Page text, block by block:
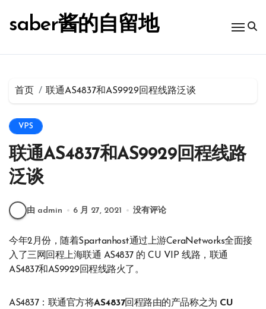
saber酱的自留地
首页 联通AS4837和AS9929回程线路泛谈
VPS
联通AS4837和AS9929回程线路
泛谈
由 admin 6 月 27, 2021 没有评论
今年2月份，随着Spartanhost通过上游Cer­aNet­works全面接
入了三网回程上海联通 AS4837 的 CU VIP 线路，联通
AS4837和AS9929回程线路火了。
AS4837：联通官方将AS4837回程路由的产品称之为 CU